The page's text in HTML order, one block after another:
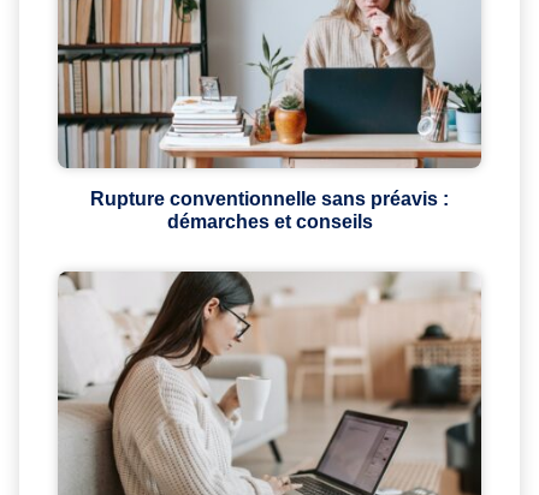
Rupture conventionnelle sans préavis :
démarches et conseils